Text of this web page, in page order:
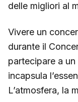
delle migliori al
Vivere un
durante il
partecipare a
incapsula
L’atmosfera, la